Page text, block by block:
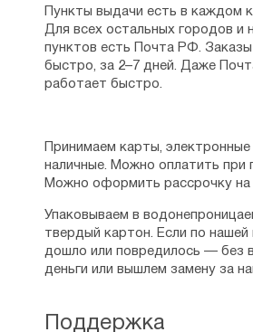
▪ ▪ бб) Второе, в гражданском
14) — 366
▪ ▪ ▪ а) Хранение исправной
(13, 8-10) — 366
▪ ▪ ▪ b) Удаление злых обычаев
ПОСЛЕСЛОВИЕ (15, 14 — 16, 24)
▪ а) Извещения (15, 14-33) — 476
▪ ▪ бб) О деле проповеди (15,
▪ ▪ вв) Планы на будущее (15,
▪ ▪ гг) Просит
30-33) — 499
▪ г) Приписка (16, 21-24) — 537
Поддержка
Пункты выдачи есть в каждом
Для всех остальных городов и
пунктов есть Почта РФ.
быстро, за 2–7 дней. Даже
работает быстро.
Принимаем карты,
наличные. Можно оплатить при
Можно оформить рассрочку на
Упаковываем в
твердый картон. Если по нашей
дошло или повредилось — без
деньги или вышлем замену за